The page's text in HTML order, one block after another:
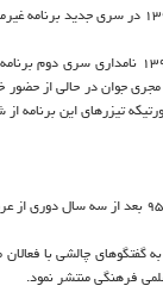
با شروع سال ۱۳۹۲
تیزرهای این برنامه
به گفتگوهای چالشی با
فرهنگی منتشر نمود.